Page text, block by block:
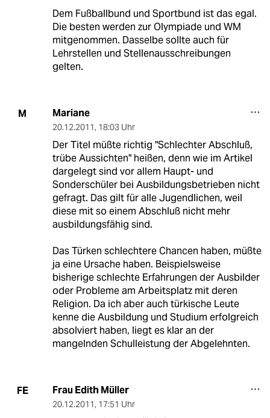
Dem Fußballbund und Sportbund ist das egal.
Die besten werden zur Olympiade und WM
mitgenommen. Dasselbe sollte auch für
Lehrstellen und Stellenausschreibungen
gelten.
M Mariane
20.12.2011, 18:03 Uhr
Der Titel müßte richtig "Schlechter Abschluß,
trübe Aussichten" heißen, denn wie im Artikel
dargelegt sind vor allem Haupt- und
Sonderschüler bei Ausbildungsbetrieben nicht
gefragt. Das gilt für alle Jugendlichen, weil
diese mit so einem Abschluß nicht mehr
ausbildungsfähig sind.
Das Türken schlechtere Chancen haben, müßte
ja eine Ursache haben. Beispielsweise
bisherige schlechte Erfahrungen der Ausbilder
oder Probleme am Arbeitsplatz mit deren
Religion. Da ich aber auch türkische Leute
kenne die Ausbildung und Studium erfolgreich
absolviert haben, liegt es klar an der
mangelnden Schulleistung der Abgelehnten.
FE Frau Edith Müller
20.12.2011, 17:51 Uhr